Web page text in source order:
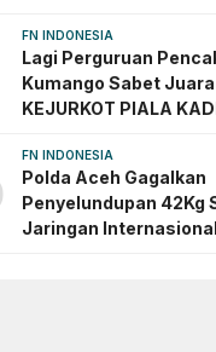
FN INDONESIA
Lagi Perguruan
Kumango Sabet Juara
KEJURKOT PIALA
FN INDONESIA
Polda Aceh Gagalkan
Penyelundupan 42Kg
Jaringan Internasional